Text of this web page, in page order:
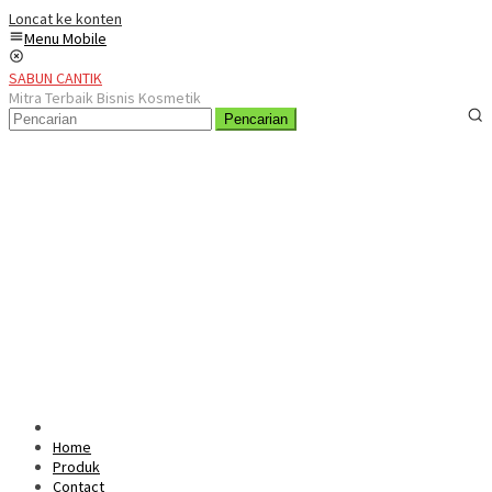
Loncat ke konten
Menu Mobile
SABUN CANTIK
Mitra Terbaik Bisnis Kosmetik
Pencarian
Home
Produk
Contact